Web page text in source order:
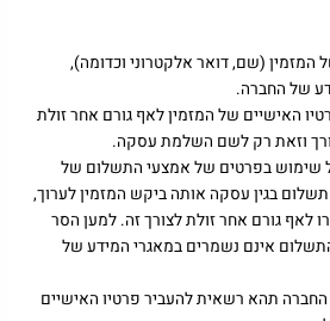
המזמין (שם, דואר אלקטרוני וכדומה),
של החברה.
האישיים של המזמין לאף גורם אחר זולת
וזאת רק לשם השלמת עסקה.
שימוש בפרטים של אמצעי התשלום של
בגין עסקה אותה ביקש המזמין לערוך,
לאף גורם אחר זולת לצורך זה. למען הסר
אינם נשמרים במאגרי המידע של
תהא רשאית להעביר פרטיו האישיים